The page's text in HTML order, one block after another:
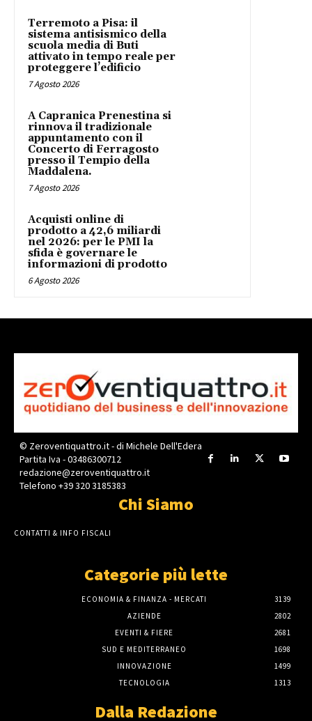
Terremoto a Pisa: il
sistema antisismico della
scuola media di Buti
attivato in tempo reale per
proteggere l’edificio
7 Agosto 2026
A Capranica Prenestina si
rinnova il tradizionale
appuntamento con il
Concerto di Ferragosto
presso il Tempio della
Maddalena.
7 Agosto 2026
Acquisti online di
prodotto a 42,6 miliardi
nel 2026: per le PMI la
sfida è governare le
informazioni di prodotto
6 Agosto 2026
© Zeroventiquattro.it - di Michele Dell'Edera
Partita Iva - 03486300712
redazione@zeroventiquattro.it
Telefono +39 320 3185383
Chi Siamo
CONTATTI & INFO FISCALI
Categorie più lette
ECONOMIA & FINANZA - MERCATI
3139
AZIENDE
2802
EVENTI & FIERE
2681
SUD E MEDITERRANEO
1698
INNOVAZIONE
1499
TECNOLOGIA
1313
Dalla Redazione